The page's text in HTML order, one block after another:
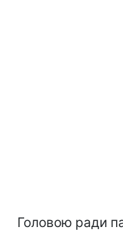
Головою ради